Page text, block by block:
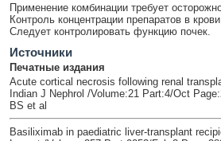
Применение комбинации требует
Контроль концентрации препаратов в
Следует контролировать функцию почек.
Источники
Печатные издания
Acute cortical necrosis following renal
Indian J Nephrol /Volume:21 Part:4/Oct
BS et al
Basiliximab in paediatric liver-transplant